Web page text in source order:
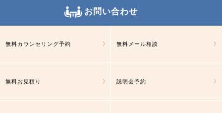
お問い合わせ
無料カウンセリング予約 無料メール相談
無料お見積り 説明会予約